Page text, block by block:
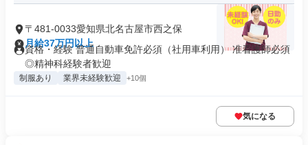
〒481-0033愛知県北名古屋市西之保
月給37万円以上
資格・経験 普通自動車免許必須（社用車利用） 准看護師必須
◎精神科経験者歓迎
制服あり 業界未経験歓迎 +10個
気になる